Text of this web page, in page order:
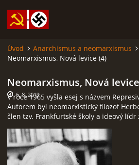
SABATINA JAMES O ISLÁMU A DALŠÍ
ISLÁM
ANARCHISMUS A NEOMARXISMUS
KOMUNISMUS
Úvod Anarchismus a neomarxismus
Neomarxismus, Nová levice (4)
Neomarxismus, Nová
V roce 1965 vyšla esej s názvem
Autorem byl neomarxistický filozof
člen tzv. Frankfurtské školy a ideový lídr
6. 8. 2019